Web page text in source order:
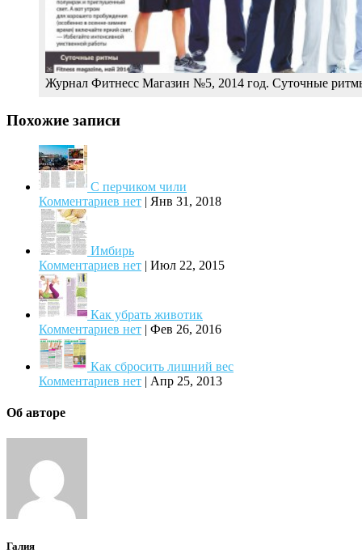
Журнал Фитнесс Магазин №5, 2014 год. Суточные
Похожие записи
С перчиком чили
Комментариев нет | Янв 31, 2018
Имбирь
Комментариев нет | Июл 22, 2015
Как убрать животик
Комментариев нет | Фев 26, 2016
Как сбросить лишний вес
Комментариев нет | Апр 25, 2013
Об авторе
Галия